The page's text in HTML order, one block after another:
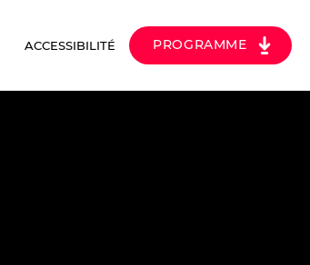
ACCESSIBILITÉ PROGRAMME